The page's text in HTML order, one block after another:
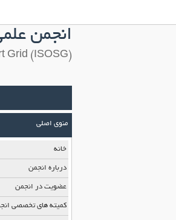
انجمن
(Iranian Society Of Smart Grid (ISOSG
منوی اصلی
خانه
درباره انجمن
عضویت در انجمن
کمیته های تخصصی